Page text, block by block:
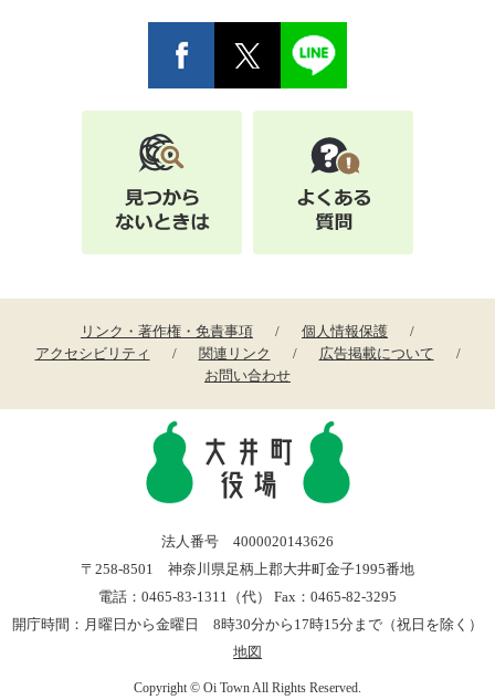
リンク・著作権・免責事項
個人情報保護
アクセシビリティ
関連リンク
広告掲載について
お問い合わせ
法人番号 4000020143626
〒258-8501 神奈川県足柄上郡大井町金子1995番地
電話：0465-83-1311（代） Fax：0465-82-3295
開庁時間：月曜日から金曜日 8時30分から17時15分まで（祝日を除く）
地図
Copyright © Oi Town All Rights Reserved.